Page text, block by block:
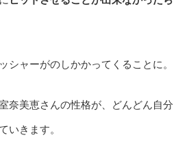
シャーがのしかかってくることに。
奈美恵さんの性格が、どんどん自分
いきます。